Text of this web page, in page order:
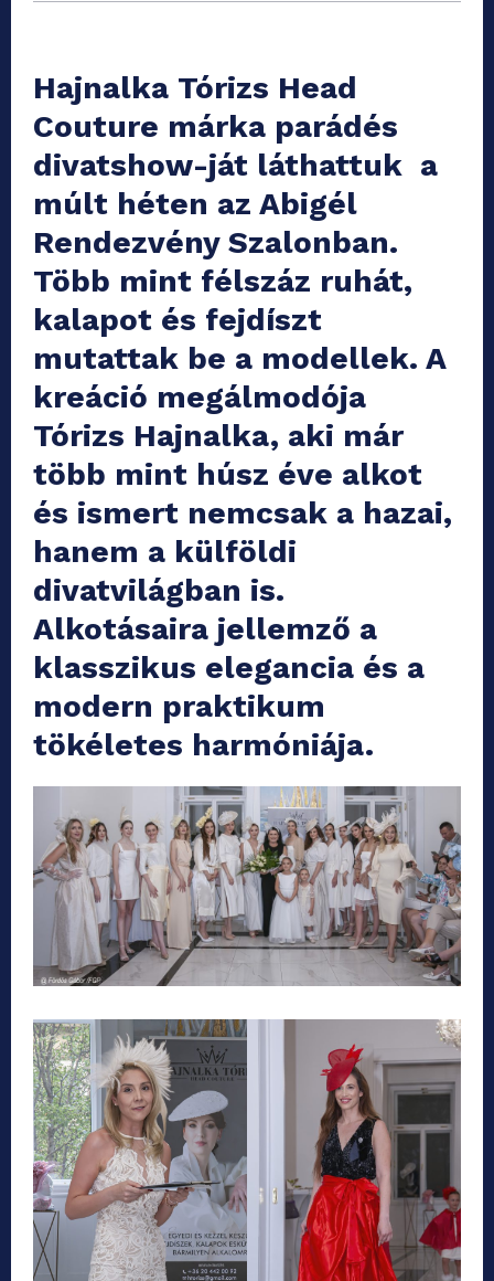
Hajnalka Tórizs Head
Couture márka parádés
divatshow-ját láthattuk a
múlt héten az Abigél
Rendezvény Szalonban.
Több mint félszáz ruhát,
kalapot és fejdíszt
mutattak be a modellek. A
kreáció megálmodója
Tórizs Hajnalka, aki már
több mint húsz éve alkot
és ismert nemcsak a hazai,
hanem a külföldi
divatvilágban is.
Alkotásaira jellemző a
klasszikus elegancia és a
modern praktikum
tökéletes harmóniája.